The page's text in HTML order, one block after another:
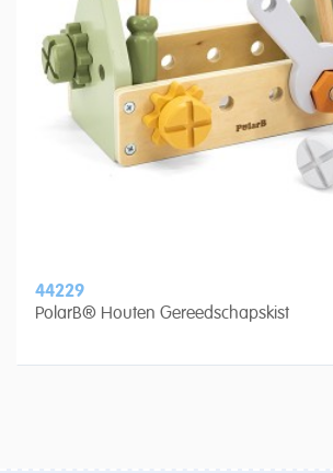
44229
PolarB® Houten Gereedschapskist